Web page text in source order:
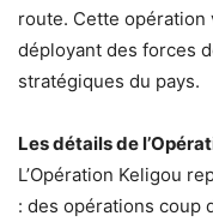
route. Cette
déployant des forces
stratégiques du pays.
Les détails de
L’Opération Keligou
: des opérations coup